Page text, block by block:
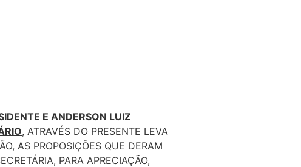
E ANDERSON LUIZ
, ATRAVÉS DO PRESENTE LEVA
AS PROPOSIÇÕES QUE DERAM
PARA APRECIAÇÃO,